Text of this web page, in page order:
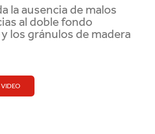
la ausencia de malos
al doble fondo
los gránulos de madera